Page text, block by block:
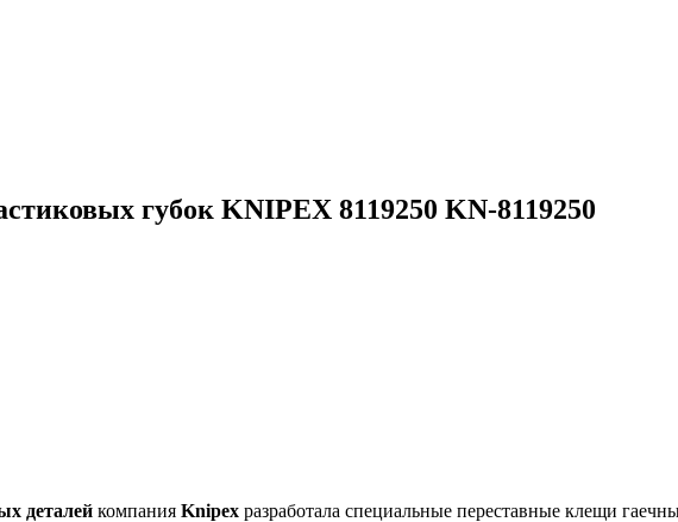
губок KNIPEX 8119250 KN-8119250
деталей компания Knipex разработала специальные переставные клещи